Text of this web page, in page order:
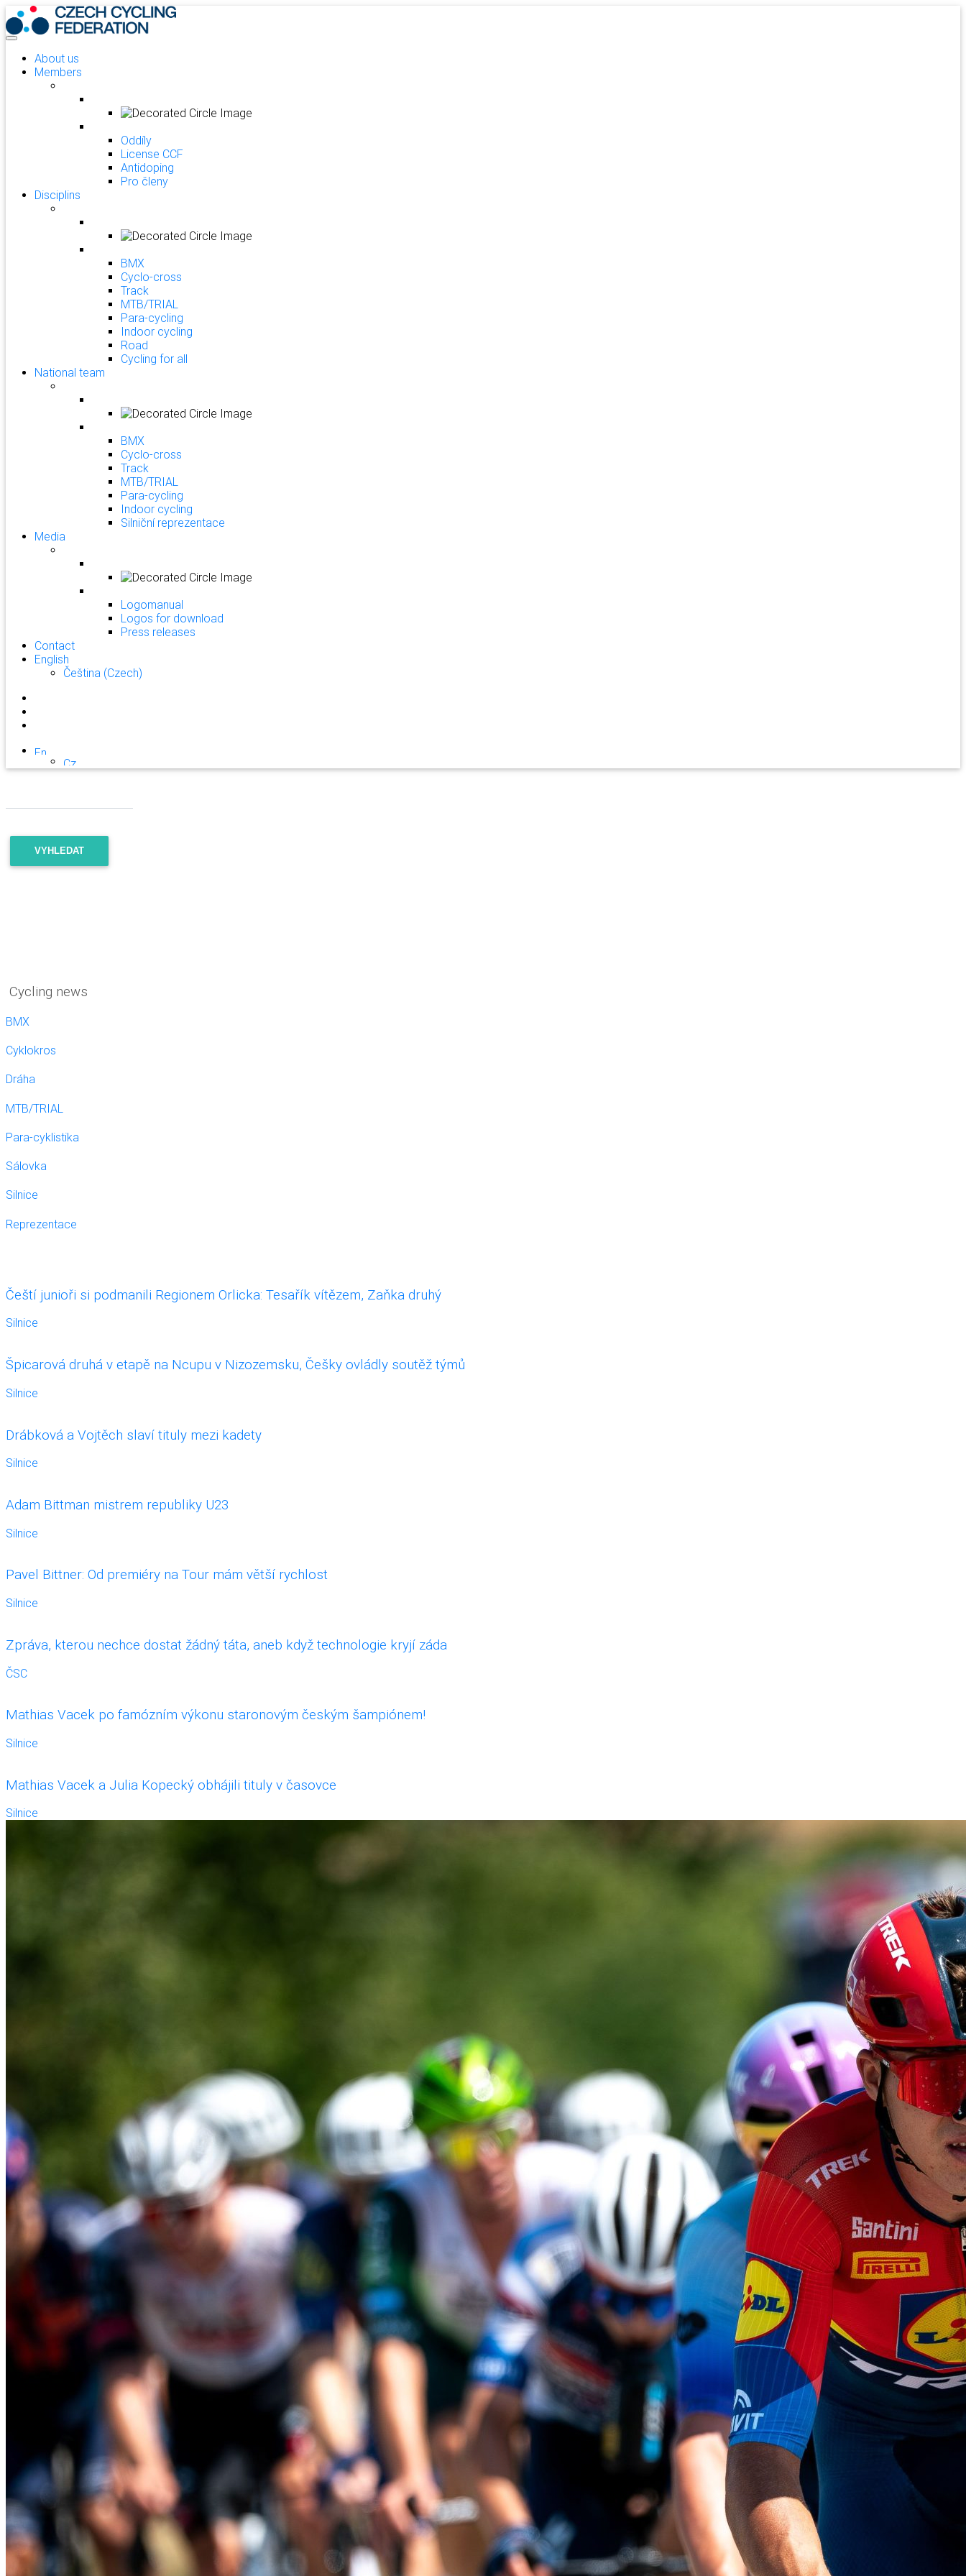
About us
Members
Oddíly
License CCF
Antidoping
Pro členy
Disciplins
BMX
Cyclo-cross
Track
MTB/TRIAL
Para-cycling
Indoor cycling
Road
Cycling for all
National team
BMX
Cyclo-cross
Track
MTB/TRIAL
Para-cycling
Indoor cycling
Silniční reprezentace
Media
Logomanual
Logos for download
Press releases
Contact
English
Čeština (Czech)
VYHLEDAT
Cycling news
BMX
Cyklokros
Dráha
MTB/TRIAL
Para-cyklistika
Sálovka
Silnice
Reprezentace
Čeští junioři si podmanili Regionem Orlicka: Tesařík vítězem, Zaňka druhý
Silnice
Špicarová druhá v etapě na Ncupu v Nizozemsku, Češky ovládly soutěž týmů
Silnice
Drábková a Vojtěch slaví tituly mezi kadety
Silnice
Adam Bittman mistrem republiky U23
Silnice
Pavel Bittner: Od premiéry na Tour mám větší rychlost
Silnice
Zpráva, kterou nechce dostat žádný táta, aneb když technologie kryjí záda
ČSC
Mathias Vacek po famózním výkonu staronovým českým šampiónem!
Silnice
Mathias Vacek a Julia Kopecký obhájili tituly v časovce
Silnice